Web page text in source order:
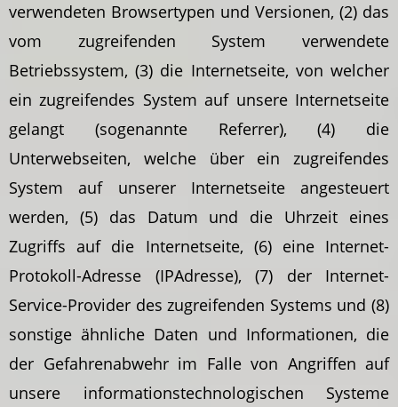
verwendeten Browsertypen und Versionen, (2) das
vom zugreifenden System verwendete
Betriebssystem, (3) die Internetseite, von welcher
ein zugreifendes System auf unsere Internetseite
gelangt (sogenannte Referrer), (4) die
Unterwebseiten, welche über ein zugreifendes
System auf unserer Internetseite angesteuert
werden, (5) das Datum und die Uhrzeit eines
Zugriffs auf die Internetseite, (6) eine Internet-
Protokoll-Adresse (IPAdresse), (7) der Internet-
Service-Provider des zugreifenden Systems und (8)
sonstige ähnliche Daten und Informationen, die
der Gefahrenabwehr im Falle von Angriffen auf
unsere informationstechnologischen Systeme